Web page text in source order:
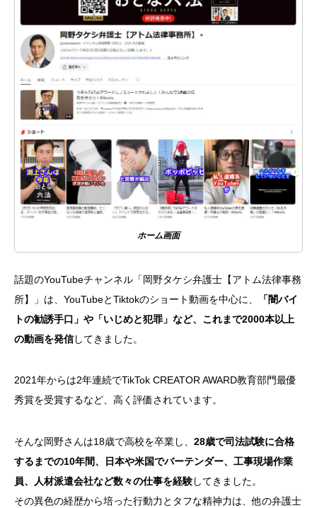
ホーム画面
話題のYouTubeチャンネル「岡野タケシ弁護士【アトム法律事務
所】」は、YouTubeとTiktokのショート動画を中心に、
「闇バイ
トの勧誘手口」や「いじめと犯罪」など、これまで2000本以上
の動画を発信してきました。
2021年からは2年連続でTikTok CREATOR AWARD教育部門最優
秀賞を受賞するなど、高く評価されています。
そんな岡野さんは18歳で高校を卒業し、 28歳で司法試験に合格
するまでの10年間、日本や米国でバーテンダー、工事現場作業
員、人材派遣会社など数々の仕事を経験してきました。
その異色の経歴から培った行動力とタフな精神力は、他の弁護士